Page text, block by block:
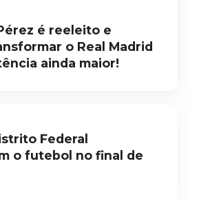
é reeleito e
o Real Madrid
ainda maior!
Federal
o futebol no final de